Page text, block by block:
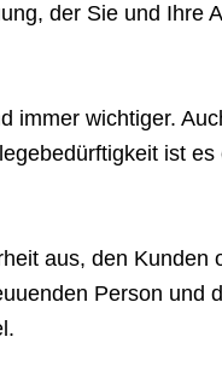
der Sie und Ihre
immer wichtiger.
ist
aus, den Kunden
Person und